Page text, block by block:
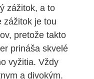
zážitok, a to
zážitok je tou
pretože takto
prináša skvelé
vyžitia. Vždy
a divokým.